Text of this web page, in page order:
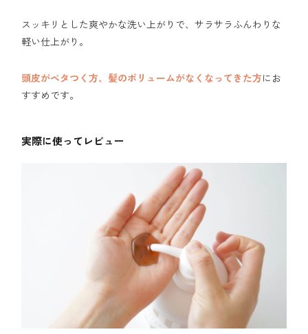
スッキリとした爽やかな洗い上がりで、サラサラふんわりな
軽い仕上がり。
頭皮がベタつく方、髪のボリュームがなくなってきた方にお
すすめです。
実際に使ってレビュー